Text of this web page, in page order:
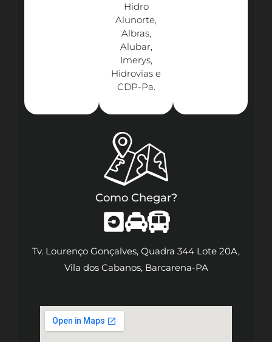
Hidro
Alunorte,
Albras,
Alubar,
Imerys,
Hidrovias e
CDP-Pa.​
Como Chegar?
Tv. Lourenço Gonçalves, Quadra 344 Lote 20A,
Vila dos Cabanos, Barcarena-PA